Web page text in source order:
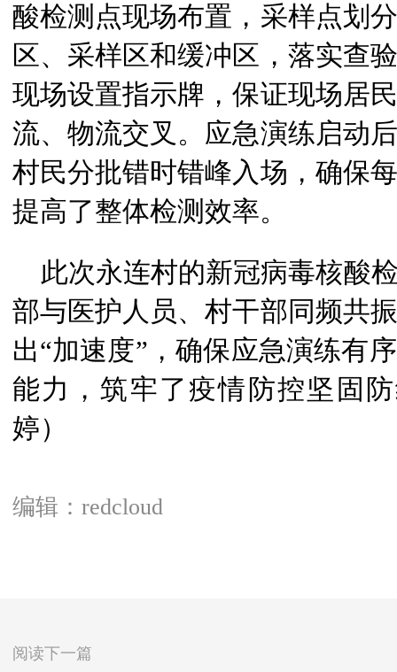
酸检测点现场布置，采样点划
区、采样区和缓冲区，落实查
现场设置指示牌，保证现场居
流、物流交叉。应急演练启动
村民分批错时错峰入场，确保
提高了整体检测效率。
此次永连村的新冠病毒核酸
部与医护人员、村干部同频共
出“加速度”，确保应急演练有
能力，筑牢了疫情防控坚固
婷）
编辑：redcloud
阅读下一篇